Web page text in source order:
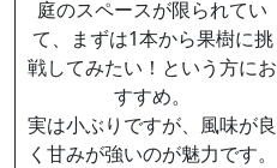
庭のスペースが限られてい
て、まずは1本から果樹に挑
戦してみたい！という方にお
すすめ。
実は小ぶりですが、風味が良
く甘みが強いのが魅力です。